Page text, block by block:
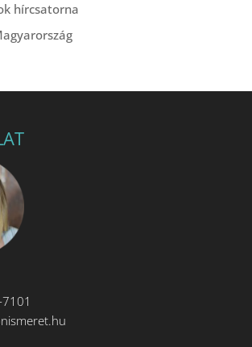
hírcsatorna